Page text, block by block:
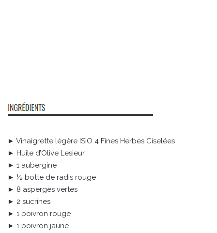
► Vinaigrette légère ISIO 4 Fines Herbes Ciselées
► Huile d’Olive Lesieur
► 1 aubergine
► ½ botte de radis rouge
► 8 asperges vertes
► 2 sucrines
► 1 poivron rouge
► 1 poivron jaune